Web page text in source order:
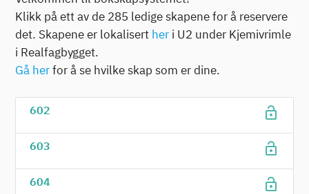
Klikk på ett av de 285 ledige skapene for å reservere
det. Skapene er lokalisert her i U2 under Kjemivrimle
i Realfagbygget.
Gå her for å se hvilke skap som er dine.
602 lock_open
603 lock_open
604 lock_open